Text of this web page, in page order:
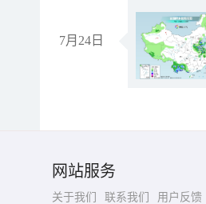
7月24日
网站服务
关于我们 联系我们
用户反馈